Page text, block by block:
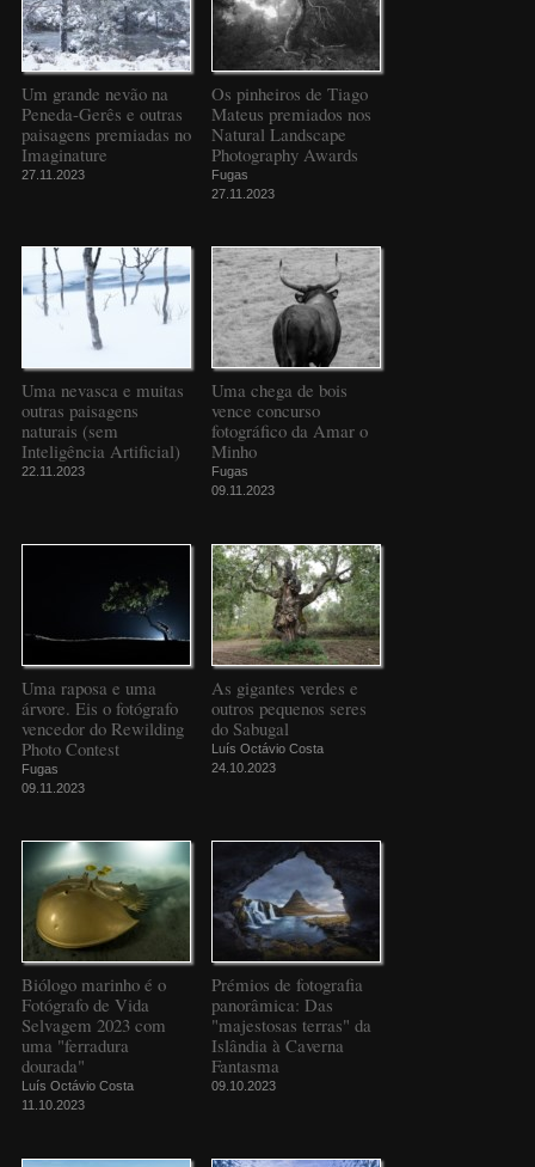
Um grande nevão na
Peneda-Gerês e outras
paisagens premiadas no
Imaginature
27.11.2023
Os pinheiros de Tiago
Mateus premiados nos
Natural Landscape
Photography Awards
Fugas
27.11.2023
Uma nevasca e muitas
outras paisagens
naturais (sem
Inteligência Artificial)
22.11.2023
Uma chega de bois
vence concurso
fotográfico da Amar o
Minho
Fugas
09.11.2023
Uma raposa e uma
árvore. Eis o fotógrafo
vencedor do Rewilding
Photo Contest
Fugas
09.11.2023
As gigantes verdes e
outros pequenos seres
do Sabugal
Luís Octávio Costa
24.10.2023
Biólogo marinho é o
Fotógrafo de Vida
Selvagem 2023 com
uma "ferradura
dourada"
Luís Octávio Costa
11.10.2023
Prémios de fotografia
panorâmica: Das
"majestosas terras" da
Islândia à Caverna
Fantasma
09.10.2023